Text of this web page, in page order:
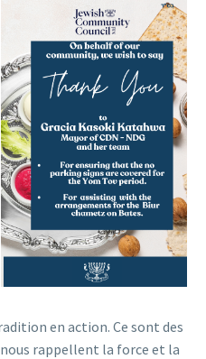
en action. Ce sont des
rappellent la force et la